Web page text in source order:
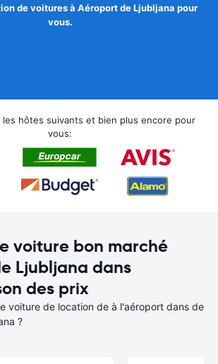
de voitures à Aéroport de Ljubljana pour
vous.
les hôtes suivants et bien plus encore pour
vous:
voiture bon marché
Ljubljana dans
des prix
voiture de location de à l'aéroport dans de
?